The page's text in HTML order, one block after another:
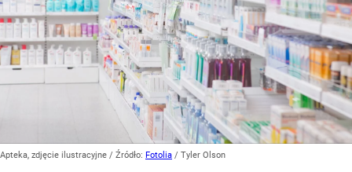
Apteka, zdjęcie ilustracyjne / Źródło: Fotolia / Tyler Olson